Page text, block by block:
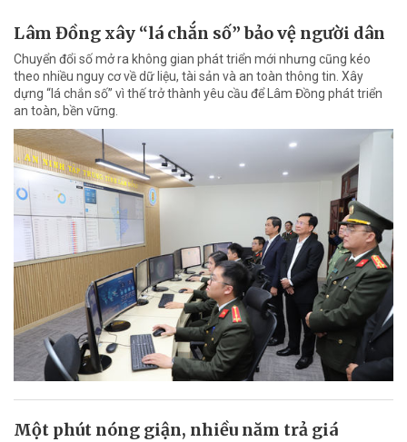
Lâm Đồng xây “lá chắn số” bảo vệ người dân
Chuyển đổi số mở ra không gian phát triển mới nhưng cũng kéo
theo nhiều nguy cơ về dữ liệu, tài sản và an toàn thông tin. Xây
dựng “lá chắn số” vì thế trở thành yêu cầu để Lâm Đồng phát triển
an toàn, bền vững.
Một phút nóng giận, nhiều năm trả giá